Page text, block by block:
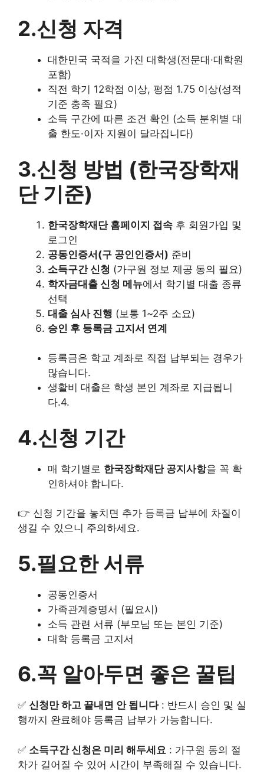
2.신청 자격
대한민국 국적을 가진 대학생(전문대·대학원
포함)
직전 학기 12학점 이상, 평점 1.75 이상(성적
기준 충족 필요)
소득 구간에 따른 조건 확인 (소득 분위별 대
출 한도·이자 지원이 달라집니다)
3.신청 방법 (한국장학재
단 기준)
한국장학재단 홈페이지 접속 후 회원가입 및
로그인
공동인증서(구 공인인증서) 준비
소득구간 신청 (가구원 정보 제공 동의 필요)
학자금대출 신청 메뉴에서 학기별 대출 종류
선택
대출 심사 진행 (보통 1~2주 소요)
승인 후 등록금 고지서 연계
등록금은 학교 계좌로 직접 납부되는 경우가
많습니다.
생활비 대출은 학생 본인 계좌로 지급됩니
다.4.
4.신청 기간
매 학기별로 한국장학재단 공지사항을 꼭 확
인하셔야 합니다.
👉 신청 기간을 놓치면 추가 등록금 납부에 차질이
생길 수 있으니 주의하세요.
5.필요한 서류
공동인증서
가족관계증명서 (필요시)
소득 관련 서류 (부모님 또는 본인 기준)
대학 등록금 고지서
6.꼭 알아두면 좋은 꿀팁
✅ 신청만 하고 끝내면 안 됩니다: 반드시 승인 및 실
행까지 완료해야 등록금 납부가 가능합니다.
✅ 소득구간 신청은 미리 해두세요 : 가구원 동의 절
차가 길어질 수 있어 시간이 부족해질 수 있습니다.